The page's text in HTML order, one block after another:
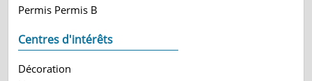
Permis Permis B
Centres d'intérêts
Décoration